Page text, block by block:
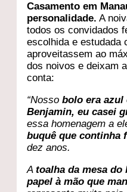
Casamento em
personalidade. A
todos os convidados
escolhida e estudada
aproveitassem ao
dos noivos e deixam
conta:
“Nossobolo era azul
Benjamin, eu casei
essa homenagem a
buquê que continha
dez anos.
Atoalha da mesa
papel à mão que